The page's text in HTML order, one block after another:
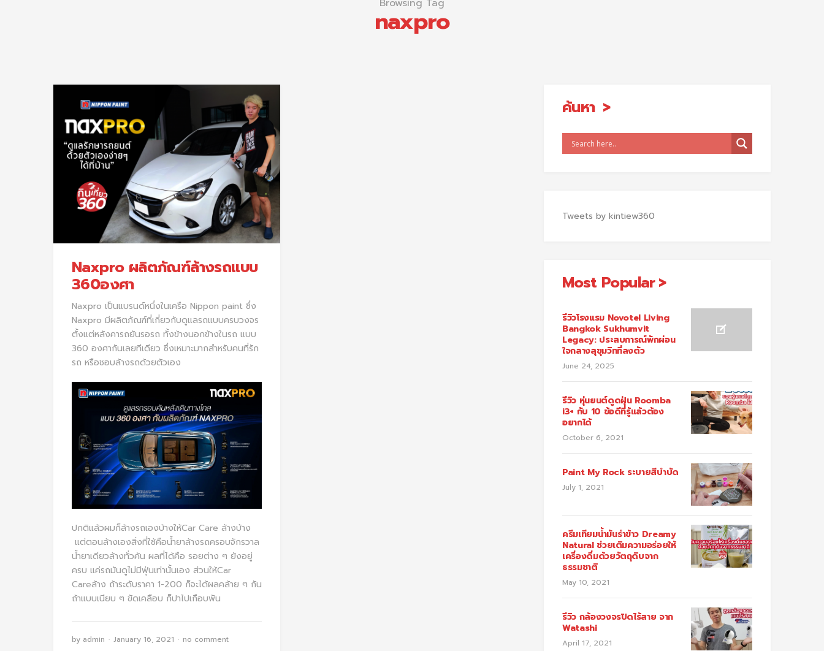
Browsing Tag
naxpro
Naxpro ผลิตภัณฑ์ล้างรถแบบ
360องศา
Naxpro เป็นแบรนด์หนึ่งในเครือ Nippon paint ซึ่ง
Naxpro มีผลิตภัณฑ์ที่เกี่ยวกับดูแลรถแบบครบวงจร
ตั้งแต่หลังคารถยันรอรถ ทั้งข้างนอกข้างในรถ แบบ
360 องศากันเลยทีเดียว ซึ่งเหมาะมากสำหรับคนที่รัก
รถ หรือชอบล้างรถด้วยตัวเอง
ปกติแล้วผมก็ล้างรถเองบ้างให้Car Care ล้างบ้าง
แต่ตอนล้างเองสิ่งที่ใช้คือน้ำยาล้างรถครอบจักรวาล
น้ำยาเดียวล้างทั่วคัน ผลที่ได้คือ รอยต่าง ๆ ยังอยู่
ครบ แค่รถมันดูไม่มีฟุ่นเท่านั้นเอง ส่วนให้Car
Careล้าง ถ้าระดับราคา 1-200 ก็จะได้ผลคล้าย ๆ กัน
ถ้าแบบเนียบ ๆ ขัดเคลือบ ก็ปาไปเกือบพัน
by admin January 16, 2021 no comment
ค้นหา
Tweets by kintiew360
Most Popular
รีวิวโรงแรม Novotel Living
Bangkok Sukhumvit
Legacy: ประสบการณ์พักผ่อน
ใจกลางสุขุมวิทที่ลงตัว
June 24, 2025
รีวิว หุ่นยนต์ดูดฝุ่น Roomba
i3+ กับ 10 ข้อดีที่รู้แล้วต้อง
อยากได้
October 6, 2021
Paint My Rock ระบายสีบำบัด
July 1, 2021
ครีมเทียมน้ำมันรำข้าว Dreamy
Natural ช่วยเติมความอร่อยให้
เครื่องดื่มด้วยวัตถุดิบจาก
ธรรมชาติ
May 10, 2021
รีวิว กล้องวงจรปิดไร้สาย จาก
Watashi
April 17, 2021